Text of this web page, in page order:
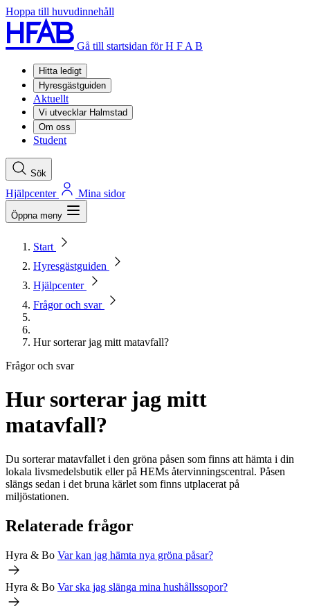
Hoppa till huvudinnehåll
Gå till startsidan för H F A B
Hitta ledigt
Hyresgästguiden
Aktuellt
Vi utvecklar Halmstad
Om oss
Student
Sök
Hjälpcenter Mina sidor
Öppna meny
Start
Hyresgästguiden
Hjälpcenter
Frågor och svar
Hur sorterar jag mitt matavfall?
Frågor och svar
Hur sorterar jag mitt
matavfall?
Du sorterar matavfallet i den gröna påsen som finns att hämta i din
lokala livsmedelsbutik eller på HEMs återvinningscentral. Påsen
slängs sedan i det bruna kärlet som finns utplacerat på
miljöstationen.
Relaterade frågor
Hyra & Bo Var kan jag hämta nya gröna påsar?
Hyra & Bo Var ska jag slänga mina hushållssopor?